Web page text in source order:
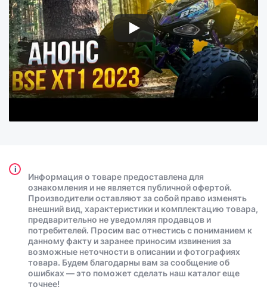
i
Информация о товаре предоставлена для
ознакомления и не является публичной офертой.
Производители оставляют за собой право изменять
внешний вид, характеристики и комплектацию товара,
предварительно не уведомляя продавцов и
потребителей. Просим вас отнестись с пониманием к
данному факту и заранее приносим извинения за
возможные неточности в описании и фотографиях
товара. Будем благодарны вам за сообщение об
ошибках — это поможет сделать наш каталог еще
точнее!